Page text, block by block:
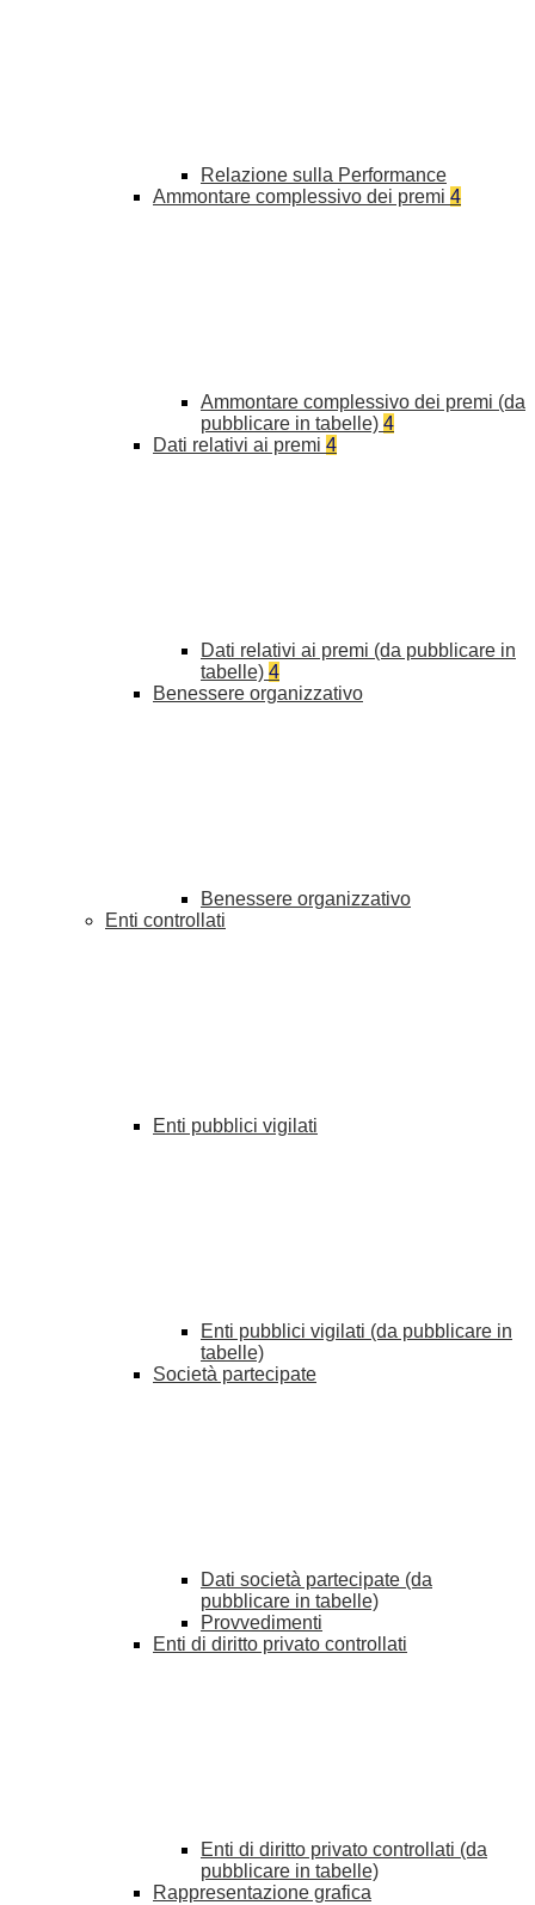
Relazione sulla Performance
Ammontare complessivo dei premi 4
Ammontare complessivo dei premi (da
pubblicare in tabelle) 4
Dati relativi ai premi 4
Dati relativi ai premi (da pubblicare in
tabelle) 4
Benessere organizzativo
Benessere organizzativo
Enti controllati
Enti pubblici vigilati
Enti pubblici vigilati (da pubblicare in
tabelle)
Società partecipate
Dati società partecipate (da
pubblicare in tabelle)
Provvedimenti
Enti di diritto privato controllati
Enti di diritto privato controllati (da
pubblicare in tabelle)
Rappresentazione grafica